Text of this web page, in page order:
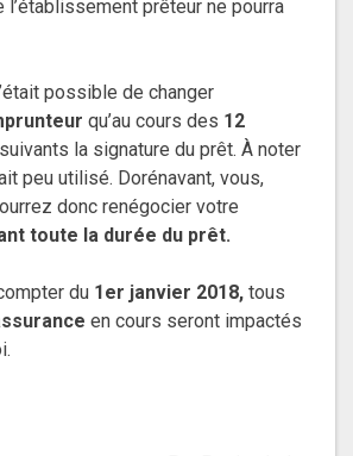
l’établissement prêteur ne pourra
possible de changer
qu’au cours des 12
suivants la signature du prêt. À noter
peu utilisé. Dorénavant, vous,
donc renégocier votre
toute la durée du prêt.
du 1er janvier 2018, tous
en cours seront impactés